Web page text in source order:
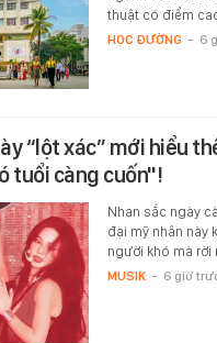
thuật có điểm
HỌC ĐƯỜNG - 6
“lột xác” mới hiểu
tuổi càng cuốn"!
Nhan sắc ngày
đại mỹ nhân này
người khó mà rời
MUSIK - 6 giờ